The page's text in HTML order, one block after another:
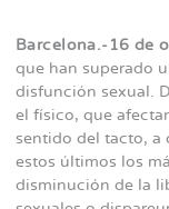
Barcelona.-16 de
que han superado
disfunción sexual.
el físico, que
sentido del tacto, a
estos últimos los
disminución de la